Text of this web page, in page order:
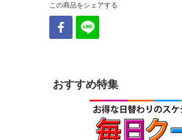
この商品をシェアする
おすすめ特集